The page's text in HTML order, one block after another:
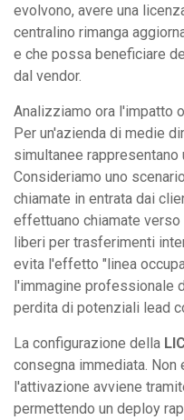
evolvono, avere una
centralino rimanga
e che possa beneficiare
dal vendor.
Analizziamo ora l'impatto
Per un'azienda di medie
simultanee
Consideriamo uno
chiamate in entrata dai
effettuano chiamate verso
liberi per trasferimenti
evita l'effetto "linea
l'immagine professionale
perdita di potenziali lead
La configurazione della
consegna immediata.
l'attivazione avviene
permettendo un deploy